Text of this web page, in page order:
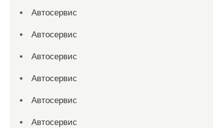
Автосервис
Автосервис
Автосервис
Автосервис
Автосервис
Автосервис